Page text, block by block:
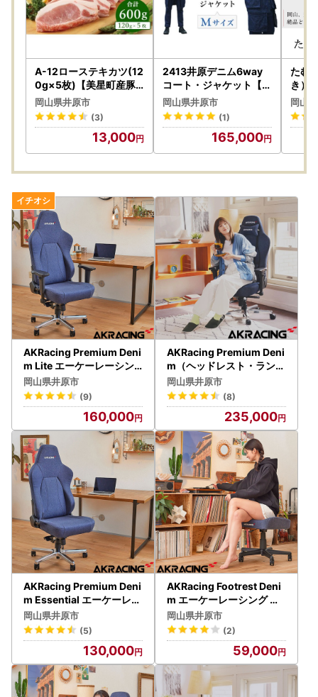
A-12ローステキカツ(12
0g×5枚)【美星町産豚
肉】
岡山県井原市
(3)
13,000
2413井原デニム6way
コート・ジャケット【M
サイズ】
岡山県井原市
(1)
165,000
たむ
き）
岡山
AKRacing Premium Deni
m Lite エーケーレーシン
グ ゲーミングチェア
岡山県井原市
(9)
160,000
AKRacing Premium Deni
m（ヘッドレスト・ランバ
ーサポート付き）エーケー
レーシング ゲーミングチ
ェア
岡山県井原市
(8)
235,000
AKRacing Premium Deni
m Essential エーケーレー
シング ゲーミングチェア
岡山県井原市
(5)
130,000
AKRacing Footrest Deni
m エーケーレーシング ゲ
ーミングチェア
岡山県井原市
(2)
59,000